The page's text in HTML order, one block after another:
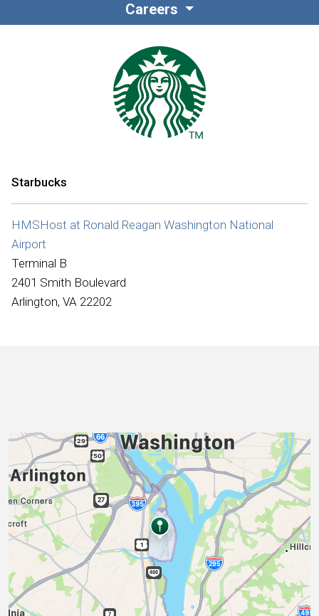
Norteamérica
Internacional
Careers
Starbucks
HMSHost at Ronald Reagan Washington National
Airport
Terminal B
2401 Smith Boulevard
Arlington, VA 22202